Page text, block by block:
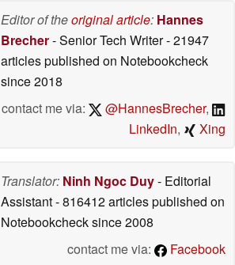
Editor of theoriginal article: Hannes
Brecher- Senior Tech Writer- 21947
articles published on Notebookcheck
since 2018
contact me via:
@HannesBrecher,
LinkedIn, Xing
Translator: Ninh Ngoc Duy- Editorial
Assistant- 816412 articles published on
Notebookchecksince 2008
contact me via:
Facebook